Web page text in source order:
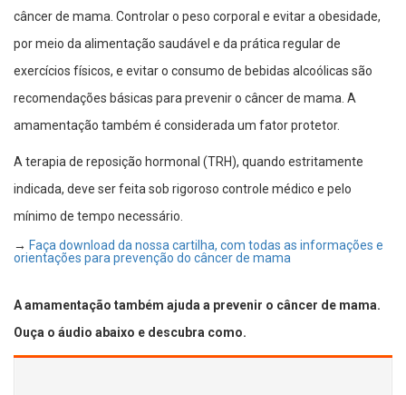
câncer de mama. Controlar o peso corporal e evitar a obesidade,
por meio da alimentação saudável e da prática regular de
exercícios físicos, e evitar o consumo de bebidas alcoólicas são
recomendações básicas para prevenir o câncer de mama. A
amamentação também é considerada um fator protetor.
A terapia de reposição hormonal (TRH), quando estritamente
indicada, deve ser feita sob rigoroso controle médico e pelo
mínimo de tempo necessário.
→ Faça download da nossa cartilha, com todas as informações e
orientações para prevenção do câncer de mama
A amamentação também ajuda a prevenir o câncer de mama.
Ouça o áudio abaixo e descubra como.